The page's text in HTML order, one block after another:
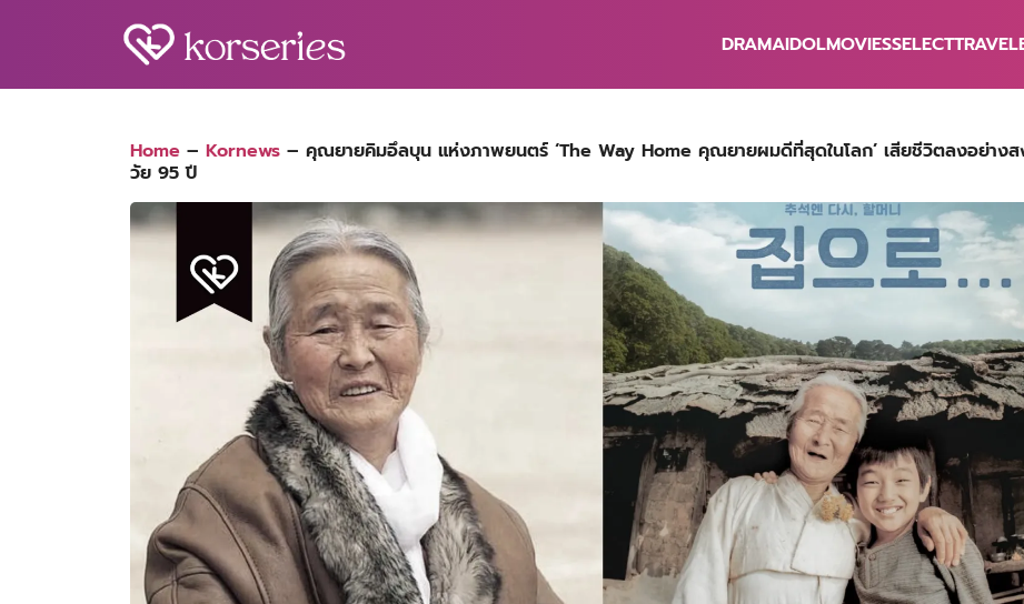
DRAMAIDOLMOVIESSELECTTRAVEL
Home – Kornews – คุณยายคิมอึลบุน แห่งภาพยนตร์ ‘The Way Home คุณยายผมดีที่สุดในโลก’ เสียชีวิตลงอย่างส
วัย 95 ปี